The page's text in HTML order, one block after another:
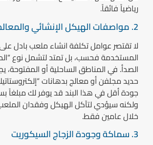
رياضياً فائقاً.
لا تقتصرعوامل تكلفة انشاء ملعب بادلعلى
المستخدمة فحسب، بل تمتد لتشمل نوع
الصدأ. في المناطق الساحلية أو المفتوحة،
حديد مجلفن أو معالج بدهانات “إلكتروستاتيك”
جودة أقل في هذا البند قد يوفر لك مبلغاً
ولكنه سيؤدي لتآكل الهيكل وفقدان الملعب
خلال عامين فقط.